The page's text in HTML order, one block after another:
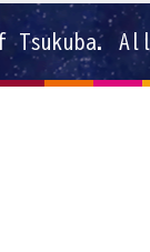
Tsukuba.